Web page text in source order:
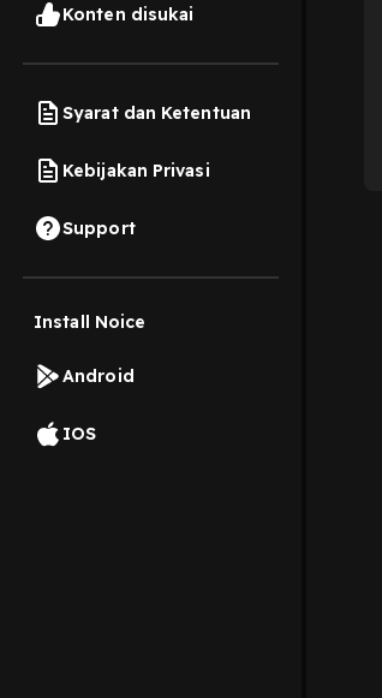
Konten disukai
Syarat dan Ketentuan
Kebijakan Privasi
Support
Install Noice
Android
IOS